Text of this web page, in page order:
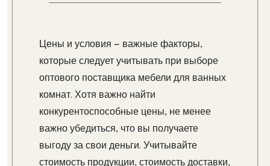
Цены и условия — важные факторы,
которые следует учитывать при выборе
оптового поставщика мебели для ванных
комнат. Хотя важно найти
конкурентоспособные цены, не менее
важно убедиться, что вы получаете
выгоду за свои деньги. Учитывайте
стоимость продукции, стоимость доставки,